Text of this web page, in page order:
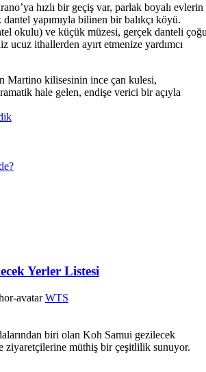
hızlı bir geçiş var, parlak boyalı evlerin
yapımıyla bilinen bir balıkçı köyü.
okulu) ve küçük müzesi, gerçek danteli
ucuz ithallerden ayırt etmenize yardımcı
Martino kilisesinin ince çan kulesi,
hale gelen, endişe verici bir açıyla
Yerler Listesi
WTS
biri olan Koh Samui gezilecek
ziyaretçilerine müthiş bir çeşitlilik sunuyor.